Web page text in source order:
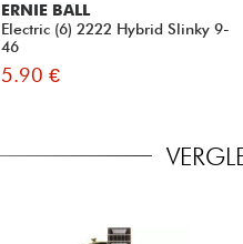
ERNIE BALL
Electric (6) 2222 Hybrid Slinky 9-
46
5.90 €